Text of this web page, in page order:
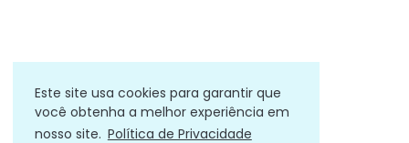
Este site usa cookies para garantir que
você obtenha a melhor experiência em
nosso site. Política de Privacidade